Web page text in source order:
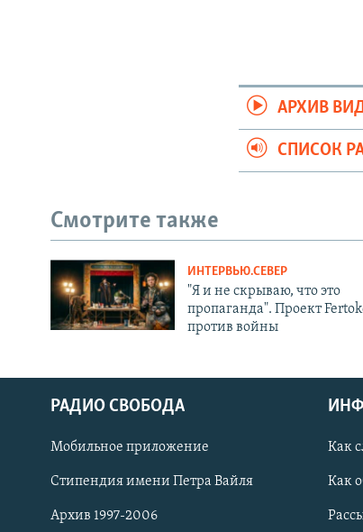
СОЦИАЛЬНЫЕ СЕТИ
АРХИВ
СПИСОК
Смотрите также
ИНТЕРВЬЮ.СЕВЕР
"Я и не скрываю, что это
пропаганда". Проект
против войны
РАДИО СВОБОДА
Мобильное приложение
Стипендия имени Петра Вайля
Архив 1997-2006
Как
Как